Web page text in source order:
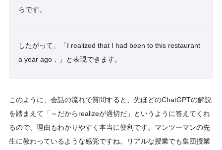
らです。
したがって、「I realized that I had been to this restaurant
a year ago．」と表現できます。
このように、会話の流れで質問すると、先ほどのChatGPTの解説
を踏まえて「～だからrealizeが適切だ」というように答えてくれ
るので、理由もわかりやすく本当に便利です。マンツーマンの先
生に教わっているような感覚ですね。リアルな授業でも集団授業